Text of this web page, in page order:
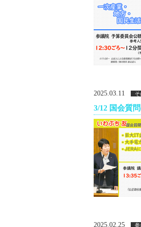
2025.03.11
3/12 国会質
2025.02.25 参